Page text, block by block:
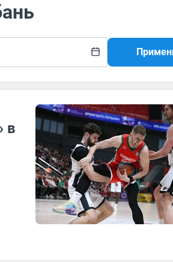
в